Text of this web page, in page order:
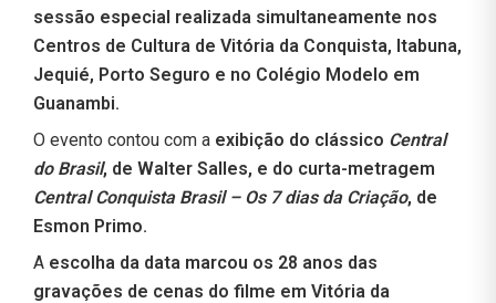
sessão especial realizada simultaneamente nos
Centros de Cultura de Vitória da Conquista, Itabuna,
Jequié, Porto Seguro e no Colégio Modelo em
Guanambi.
O evento contou com a exibição do clássico Central
do Brasil, de Walter Salles, e do curta-metragem
Central Conquista Brasil – Os 7 dias da Criação, de
Esmon Primo.
A escolha da data marcou os 28 anos das
gravações de cenas do filme em Vitória da